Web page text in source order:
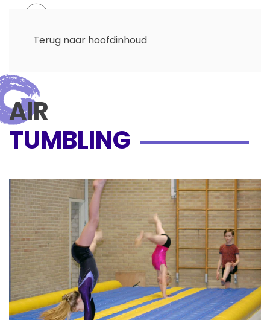
Terug naar hoofdinhoud
AIR
TUMBLING